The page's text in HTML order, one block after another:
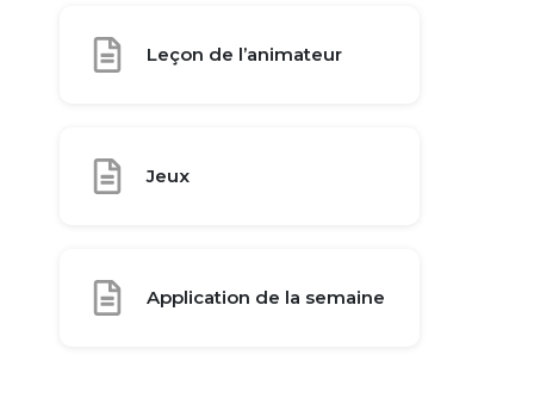
Leçon de l’animateur
Jeux
Application de la semaine